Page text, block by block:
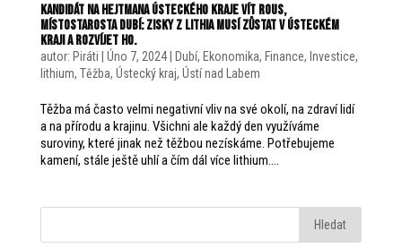
Kandidát na hejtmana Ústeckého kraje Vít Rous,
místostarosta Dubí: Zisky z lithia musí zůstat v Ústeckém
kraji a rozvíjet ho.
autor: Piráti Úno 7, 2024| Dubí, Ekonomika, Finance, Investice,
lithium, Těžba, Ústecký kraj, Ústí nad Labem
Těžba má často velmi negativní vliv na své okolí, na zdraví lidí
a na přírodu a krajinu. Všichni ale každý den využíváme
suroviny, které jinak než těžbou nezískáme. Potřebujeme
kamení, stále ještě uhlí a čím dál více lithium....